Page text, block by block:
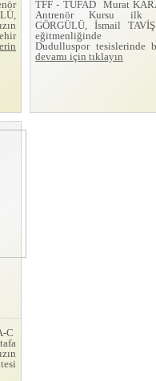
TFF - TÜFAD Murat
Antrenör Kursu ilk
GÖRGÜLÜ, İsmail TAVİŞ
eğitmenliğinde
Dudulluspor tesislerinde
devamı için tıklayın
C